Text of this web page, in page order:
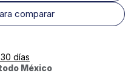
comparar
días
México